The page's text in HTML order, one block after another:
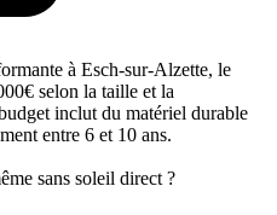
à Esch-sur-Alzette, le
selon la taille et la
inclut du matériel durable
entre 6 et 10 ans.
sans soleil direct ?